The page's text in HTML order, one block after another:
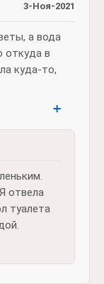
3-Ноя-2021
а вода
откуда в
куда-то,
➕
отвела
туалета